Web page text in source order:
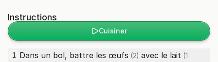
Instructions
Cuisiner
1 Dans un bol, battre les œufs (2) avec le lait (1